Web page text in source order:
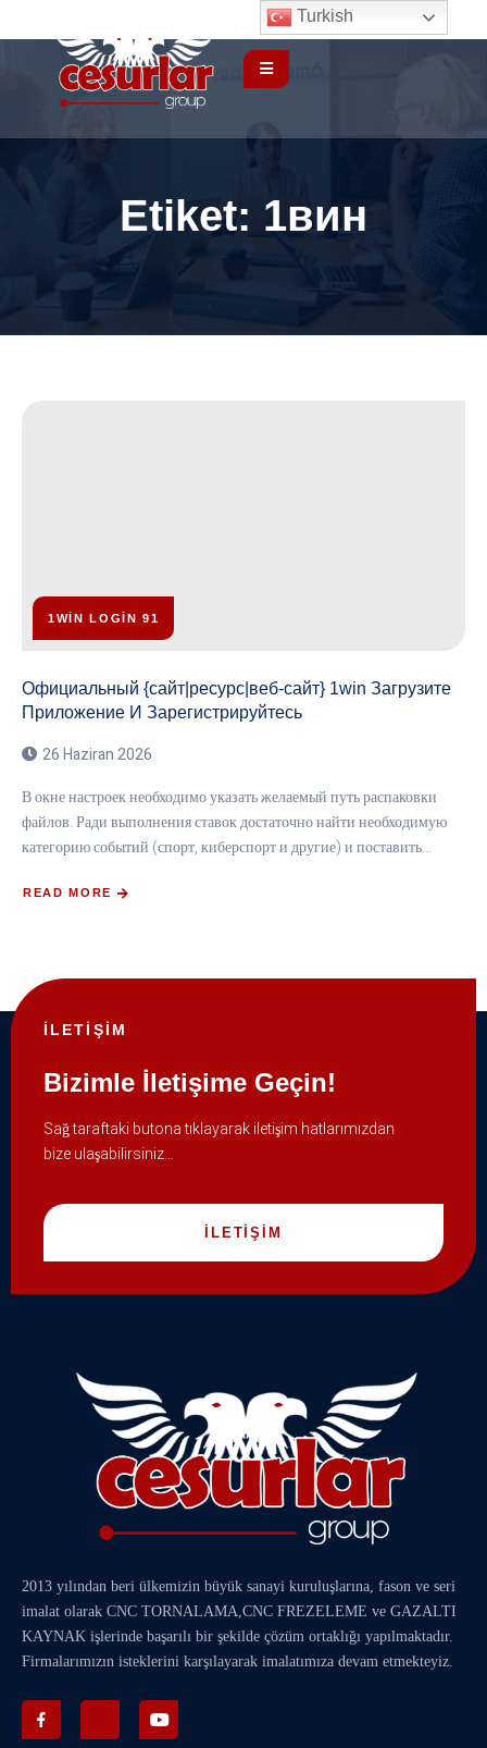
Etiket: 1вин
1WIN LOGIN 91
Официальный {сайт|ресурс|веб-сайт} 1win Загрузите
Приложение И Зарегистрируйтесь
26 Haziran 2026
В окне настроек необходимо указать желаемый путь распаковки
файлов. Ради выполнения ставок достаточно найти необходимую
категорию событий (спорт, киберспорт и другие) и поставить…
READ MORE
İLETİŞİM
Bizimle İletişime Geçin!
Sağ taraftaki butona tıklayarak iletişim hatlarımızdan
bize ulaşabilirsiniz…
İLETİŞİM
2013 yılından beri ülkemizin büyük sanayi kuruluşlarına, fason ve seri
imalat olarak CNC TORNALAMA CNC FREZELEME ve GAZALTI
KAYNAK işlerinde başarılı bir şekilde çözüm ortaklığı yapılmaktadır.
Firmalarımızın isteklerini karşılayarak imalatımıza devam etmekteyiz.
Turkish